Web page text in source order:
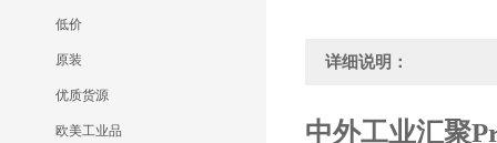
低价
原装
优质货源
欧美工业品
详细说明：
中外工业汇聚